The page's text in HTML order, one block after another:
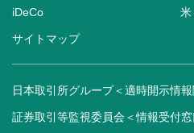
iDeCo 米
サイトマップ
日本取引所グループ＜適時開示情
証券取引等監視委員会＜情報受付窓